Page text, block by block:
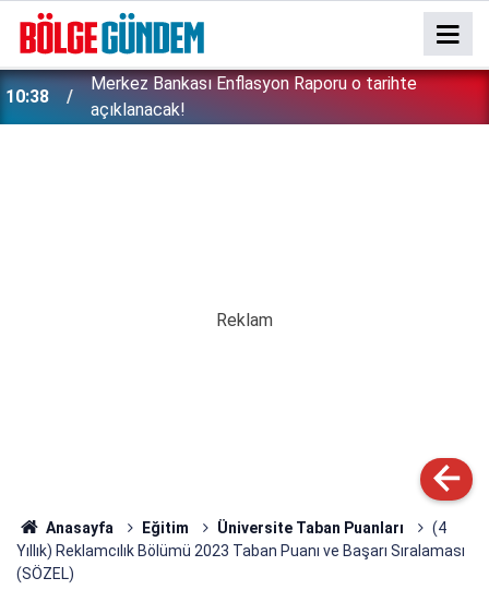
10:38
Merkez Bankası Enflasyon Raporu o tarihte
açıklanacak!
Anasayfa Eğitim Üniversite Taban Puanları
(4
Yıllık) Reklamcılık Bölümü 2023 Taban Puanı ve Başarı Sıralaması
(SÖZEL)